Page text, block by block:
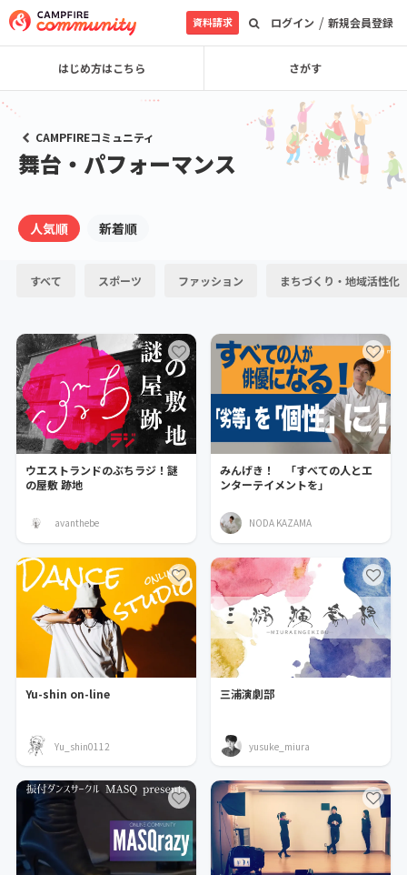
ログイン / 新規会員登録
資料請求
はじめ方はこちら さがす
CAMPFIREコミュニティ
舞台・パフォーマンス
人気順 新着順
すべて スポーツ ファッション まちづくり・地域活性化
ウエストランドのぶちラジ！謎
の屋敷 跡地
avanthebe
みんげき！ 「すべての人とエ
ンターテイメントを」
NODA KAZAMA
Yu-shin on-line
Yu_shin0112
三浦演劇部
yusuke_miura